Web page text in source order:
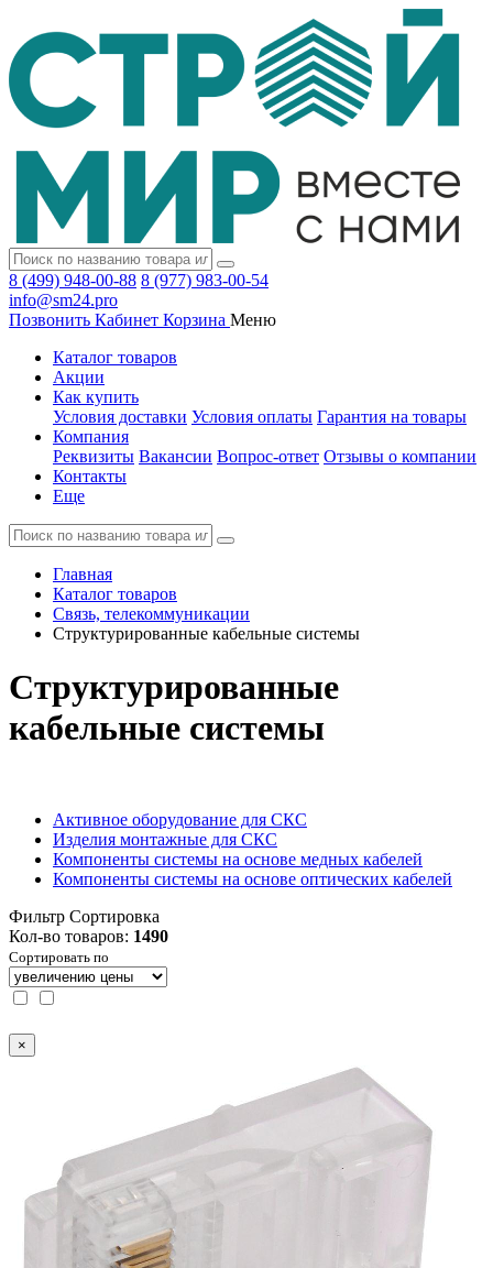
8 (499) 948-00-88 8 (977) 983-00-54
info@sm24.pro
Позвонить Кабинет Корзина Меню
Каталог товаров
Акции
Как купить
Условия доставки Условия оплаты Гарантия на товары
Компания
Реквизиты Вакансии Вопрос-ответ Отзывы о компании
Контакты
Еще
Главная
Каталог товаров
Связь, телекоммуникации
Структурированные кабельные системы
Структурированные
кабельные системы
Активное оборудование для СКС
Изделия монтажные для СКС
Компоненты системы на основе медных кабелей
Компоненты системы на основе оптических кабелей
Фильтр Сортировка
Кол-во товаров: 1490
Сортировать по
×